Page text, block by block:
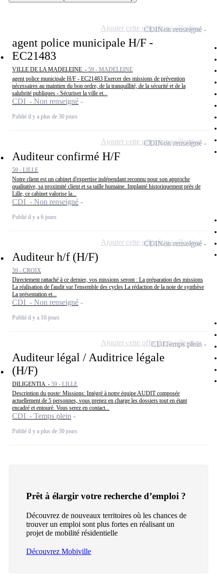
agent police municipale H/F -
EC21483
VILLE DE LA MADELEINE - 59 - MADELEINE
agent police municipale H/F - EC21483 Exercer des missions de prévention
nécessaires au maintien du bon ordre, de la tranquillité, de la sécurité et de la
salubrité publiques - Sécuriser la ville et...
CDI - Non renseigné
Publié il y a plus de 30 jours
CDINon renseigné
Ajouter cette offre à ma sélection
Auditeur confirmé H/F
59 - LILLE
Notre client est un cabinet d'expertise indépendant reconnu pour son approche
qualitative, sa proximité client et sa taille humaine. Implanté historiquement près de
Lille, ce cabinet valorise la...
CDI - Non renseigné
Publié il y a 6 jours
CDINon renseigné
Ajouter cette offre à ma sélection
Auditeur h/f (H/F)
59 - CROIX
Directement rattaché à ce dernier, vos missions seront : La préparation des missions
La réalisation de l'audit sur l'ensemble des cycles La rédaction de la note de synthèse
La présentation et...
CDI - Non renseigné
Publié il y a 10 jours
CDINon renseigné
Ajouter cette offre à ma sélection
Auditeur légal / Auditrice légale
(H/F)
DILIGENTIA - 59 - LILLE
Description du poste: Missions: Intégré à notre équipe AUDIT composée
actuellement de 5 personnes, vous prenez en charge les dossiers tout en étant
encadré et entouré. Vous serez en contact...
CDI - Temps plein
Publié il y a plus de 30 jours
CDITemps plein
Ajouter cette offre à ma sélection
Prêt à élargir votre recherche d’emploi ?
Découvrez de nouveaux territoires où les chances de
trouver un emploi sont plus fortes en réalisant un
projet de mobilité résidentielle
Découvrez Mobiville